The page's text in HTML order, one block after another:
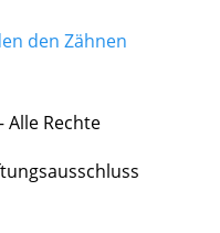
den Zähnen
Alle Rechte